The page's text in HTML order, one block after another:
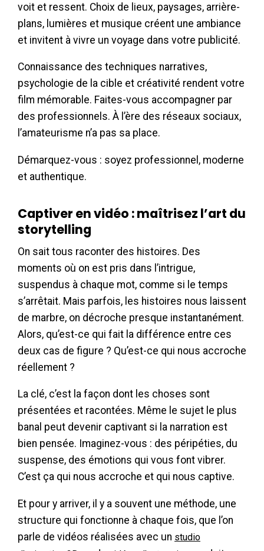
voit et ressent. Choix de lieux, paysages, arrière-
plans, lumières et musique créent une ambiance
et invitent à vivre un voyage dans votre publicité.
Connaissance des techniques narratives,
psychologie de la cible et créativité rendent votre
film mémorable. Faites-vous accompagner par
des professionnels. À l’ère des réseaux sociaux,
l’amateurisme n’a pas sa place.
Démarquez-vous : soyez professionnel, moderne
et authentique.
Captiver en vidéo : maîtrisez l’art du
storytelling
On sait tous raconter des histoires. Des
moments où on est pris dans l’intrigue,
suspendus à chaque mot, comme si le temps
s’arrêtait. Mais parfois, les histoires nous laissent
de marbre, on décroche presque instantanément.
Alors, qu’est-ce qui fait la différence entre ces
deux cas de figure ? Qu’est-ce qui nous accroche
réellement ?
La clé, c’est la façon dont les choses sont
présentées et racontées. Même le sujet le plus
banal peut devenir captivant si la narration est
bien pensée. Imaginez-vous : des péripéties, du
suspense, des émotions qui vous font vibrer.
C’est ça qui nous accroche et qui nous captive.
Et pour y arriver, il y a souvent une méthode, une
structure qui fonctionne à chaque fois, que l’on
parle de vidéos réalisées avec un studio